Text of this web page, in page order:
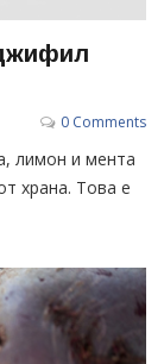
0 Comments
лимон и мента
храна. Това е